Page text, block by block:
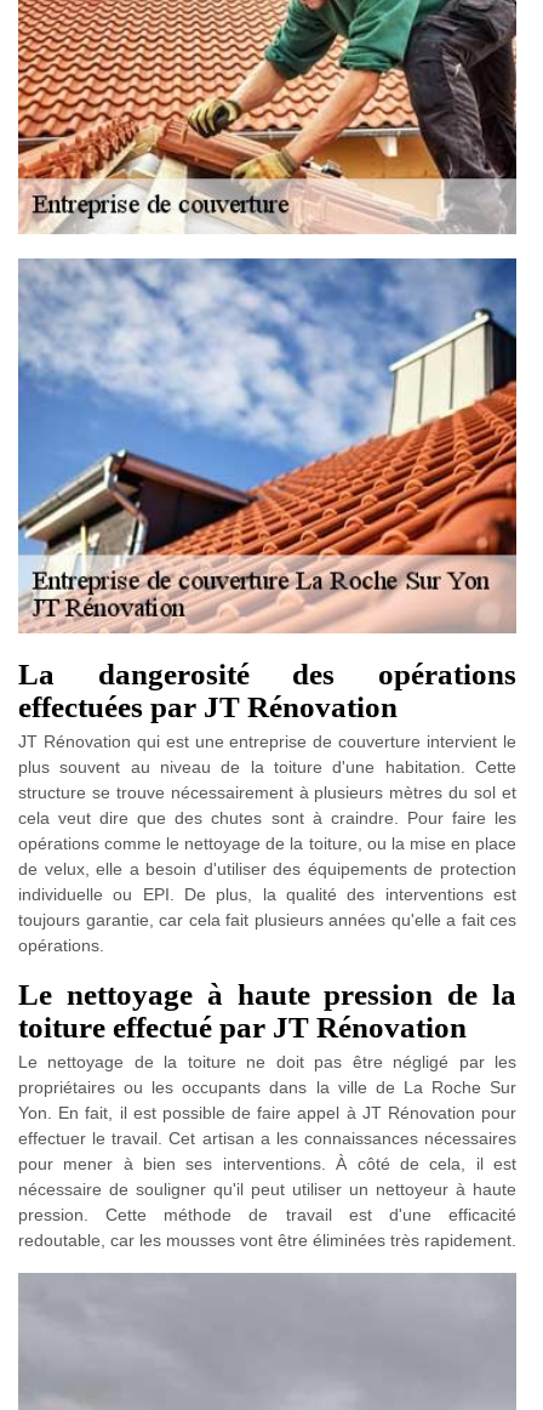
La dangerosité des opérations
effectuées par JT Rénovation
JT Rénovation qui est une entreprise de couverture intervient le
plus souvent au niveau de la toiture d'une habitation. Cette
structure se trouve nécessairement à plusieurs mètres du sol et
cela veut dire que des chutes sont à craindre. Pour faire les
opérations comme le nettoyage de la toiture, ou la mise en place
de velux, elle a besoin d'utiliser des équipements de protection
individuelle ou EPI. De plus, la qualité des interventions est
toujours garantie, car cela fait plusieurs années qu'elle a fait ces
opérations.
Le nettoyage à haute pression de la
toiture effectué par JT Rénovation
Le nettoyage de la toiture ne doit pas être négligé par les
propriétaires ou les occupants dans la ville de La Roche Sur
Yon. En fait, il est possible de faire appel à JT Rénovation pour
effectuer le travail. Cet artisan a les connaissances nécessaires
pour mener à bien ses interventions. À côté de cela, il est
nécessaire de souligner qu'il peut utiliser un nettoyeur à haute
pression. Cette méthode de travail est d'une efficacité
redoutable, car les mousses vont être éliminées très rapidement.